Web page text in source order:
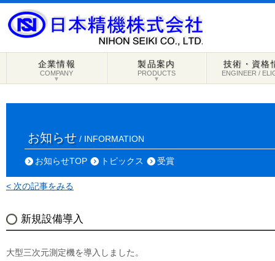
▼
企業情報
COMPANY
▼
製品案内
PRODUCTS
技術・資格
ENGINEER /
お知らせ/ INFORMATION
お知らせTOP トピックス 受賞
< 次の記事をみる
新規設備導入
大型三次元測定機を導入しました。